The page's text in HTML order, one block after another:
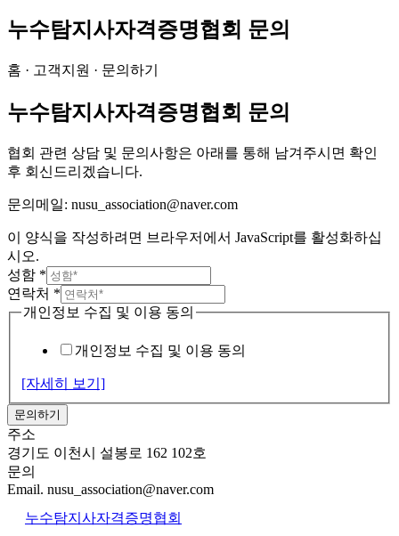
누수탐지사자격증명협회 문의
홈 · 고객지원 · 문의하기
누수탐지사자격증명협회 문의
협회 관련 상담 및 문의사항은 아래를 통해 남겨주시면 확인
후 회신드리겠습니다.
문의메일: nusu_association@naver.com
이 양식을 작성하려면 브라우저에서 JavaScript를 활성화하십
시오.
성함 *
연락처 *
개인정보 수집 및 이용 동의
개인정보 수집 및 이용 동의
[자세히 보기]
문의하기
주소
경기도 이천시 설봉로 162 102호
문의
Email. nusu_association@naver.com
누수탐지사자격증명협회